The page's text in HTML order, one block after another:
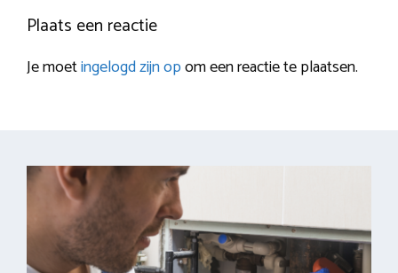
Plaats een reactie
Je moetingelogd zijn opom een reactie te plaatsen.